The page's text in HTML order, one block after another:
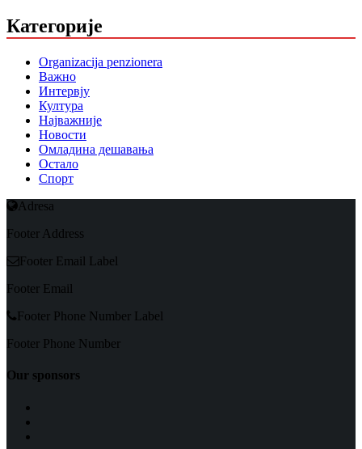
Категорије
Organizacija penzionera
Важно
Интервју
Култура
Најважније
Новости
Омладина дешавања
Остало
Спорт
Adresa
Footer Address
Footer Email Label
Footer Email
Footer Phone Number Label
Footer Phone Number
Our sponsors